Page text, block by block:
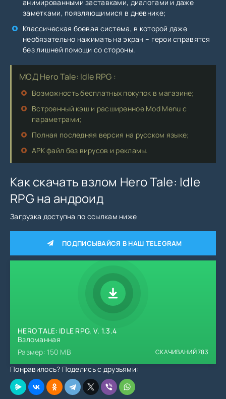
анимированными заставками, диалогами и даже
заметками, появляющимися в дневнике;
Классическая боевая система, в которой даже
необязательно нажимать на экран – герои справятся
без лишней помощи со стороны.
МОД Hero Tale: Idle RPG :
Возможность бесплатных покупок в магазине;
Встроенный кэш и расширенное Mod Menu с
параметрами;
Полная последняя версия на русском языке;
APK файл без вирусов и рекламы.
Как скачать взлом Hero Tale: Idle
RPG на андроид
Загрузка доступна по ссылкам ниже
ПОДПИСЫВАЙСЯ В НАШ TELEGRAM
HERO TALE: IDLE RPG, V. 1.3.4
Взломанная
Размер: 150 MB
СКАЧИВАНИЙ783
Понравилось? Поделись с друзьями: